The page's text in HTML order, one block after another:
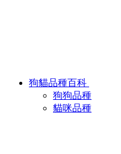
狗貓品種百科
狗狗品種
貓咪品種